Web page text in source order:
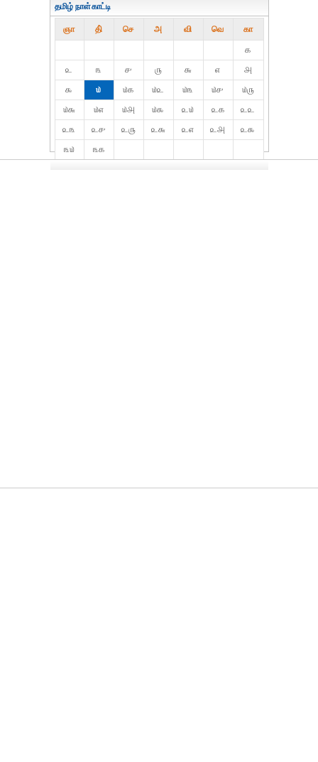
தமிழ் நாள்காட்டி
ஞா தி் செ அ வி வெ கா
௧
௨
௩ ௪ ௫ ௬ ௭
௮
௯
௰ ௰௧ ௰௨ ௰௩ ௰௪
௰௫
௰௬
௰௭ ௰௮ ௰௯ ௨௰ ௨௧
௨௨
௨௩
௨௪ ௨௫ ௨௬ ௨௭ ௨௮
௨௯
௩௰
௩௧